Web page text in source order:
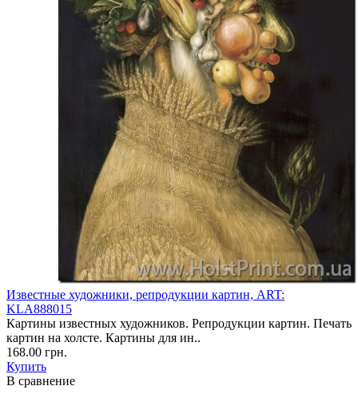
Известные художники, репродукции картин, ART:
KLA888015
Картины известных художников. Репродукции картин. Печать
картин на холсте. Картины для ин..
168.00 грн.
Купить
В сравнение